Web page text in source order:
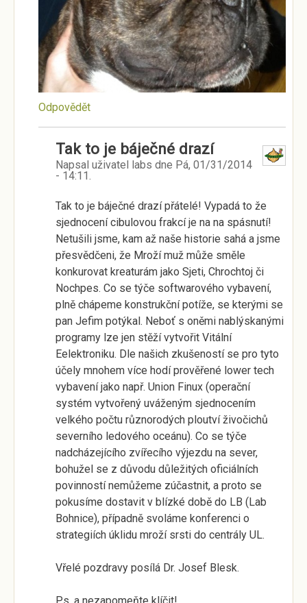
Odpovědět
Tak to je báječné drazí
Napsal uživatel labs dne Pá, 01/31/2014
- 14:11.
Tak to je báječné drazí přátelé! Vypadá to že
sjednocení cibulovou frakcí je na na spásnutí!
Netušili jsme, kam až naše historie sahá a jsme
přesvědčeni, že Mroží muž může směle
konkurovat kreaturám jako Sjeti, Chrochtoj či
Nochpes. Co se týče softwarového vybavení,
plně chápeme konstrukční potíže, se kterými se
pan Jefim potýkal. Neboť s oněmi nablýskanými
programy lze jen stěží vytvořit Vitální
Eelektroniku. Dle našich zkušeností se pro tyto
účely mnohem více hodí prověřené lower tech
vybavení jako např. Union Finux (operační
systém vytvořený uváženým sjednocením
velkého počtu různorodých ploutví živočichů
severního ledového oceánu). Co se týče
nadcházejícího zvířecího výjezdu na sever,
bohužel se z důvodu důležitých oficiálních
povinností nemůžeme zúčastnit, a proto se
pokusíme dostavit v blízké době do LB (Lab
Bohnice), případně svoláme konferenci o
strategiích úklidu mroží srsti do centrály UL.
Vřelé pozdravy posílá Dr. Josef Blesk.